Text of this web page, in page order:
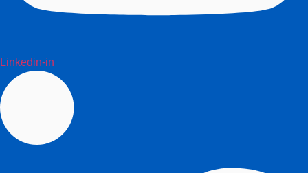
Linkedin-in